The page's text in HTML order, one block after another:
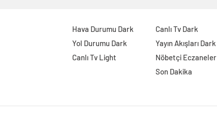
Hava Durumu Dark
Yol Durumu Dark
Canlı Tv Light
Canlı Tv Dark
Yayın Akışları Dark
Nöbetçi Eczaneler
Son Dakika